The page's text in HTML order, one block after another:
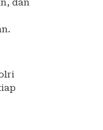
dan